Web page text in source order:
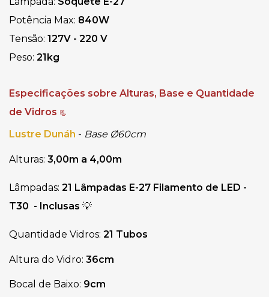
Potência Max: 840W
Tensão: 127V - 220 V
Peso: 21kg
Especificações sobre Alturas, Base e Quantidade
de Vidros 📃
Lustre Dunáh - Base Ø60cm
Alturas: 3,00m a 4,00m
Lâmpadas: 21 Lâmpadas E-27 Filamento de LED -
T30  - Inclusas 💡
Quantidade Vidros: 21 Tubos
Altura do Vidro: 36cm
Bocal de Baixo: 9cm